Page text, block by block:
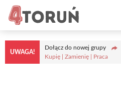
Przejdź
treści
UWAGA!
Dołącz do nowej grupy
Kupię | Zamienię | Praca